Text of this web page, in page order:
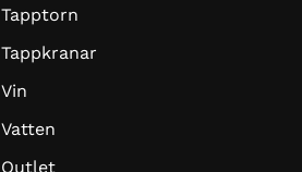
Tapptorn
Tappkranar
Vin
Vatten
Outlet